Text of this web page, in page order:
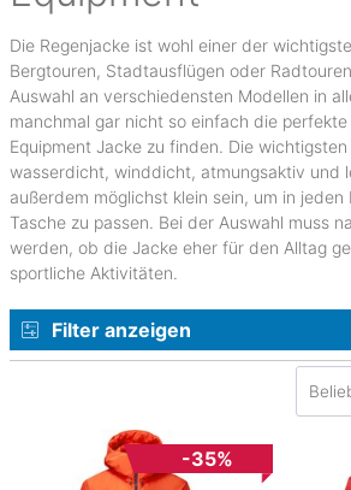
Die Regenjacke ist wohl einer der
Bergtouren, Stadtausflügen oder
Auswahl an verschiedensten Modellen in
manchmal gar nicht so einfach die perfekte
Equipment Jacke zu finden. Die
wasserdicht, winddicht, atmungsaktiv und
außerdem möglichst klein sein, um in
Tasche zu passen. Bei der Auswahl muss
werden, ob die Jacke eher für den Alltag
sportliche Aktivitäten.
Filter anzeigen
-35%